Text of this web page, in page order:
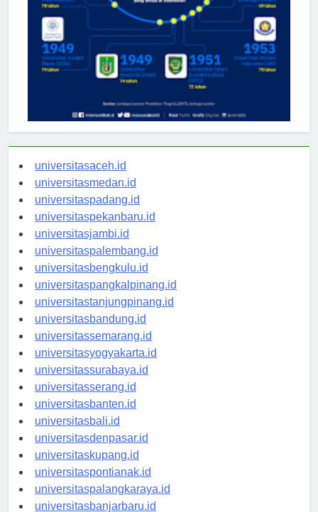
universitasaceh.id
universitasmedan.id
universitaspadang.id
universitaspekanbaru.id
universitasjambi.id
universitaspalembang.id
universitasbengkulu.id
universitaspangkalpinang.id
universitastanjungpinang.id
universitasbandung.id
universitassemarang.id
universitasyogyakarta.id
universitassurabaya.id
universitasserang.id
universitasbanten.id
universitasbali.id
universitasdenpasar.id
universitaskupang.id
universitaspontianak.id
universitaspalangkaraya.id